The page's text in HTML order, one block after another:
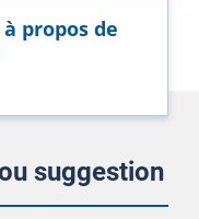
propos de
suggestion